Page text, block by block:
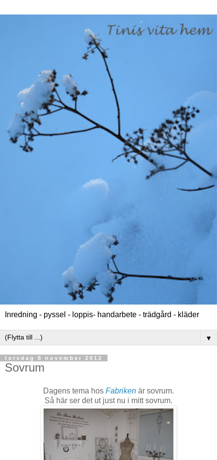
Inredning - pyssel - loppis- handarbete - trädgård - kläder
▼
torsdag 8 november 2012
Sovrum
Dagens tema hos Fabriken är sovrum.
Så här ser det ut just nu i mitt sovrum.